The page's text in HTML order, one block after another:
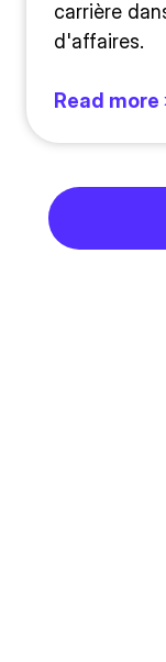
carrière
d'affaires.
Read more